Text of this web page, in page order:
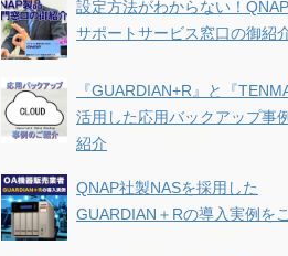
設定方法がわからない！
サポートサービス窓口の御紹
『GUARDIAN+R』と『
活用した応用バックアップ事
紹介
QNAP社製NASを採用した
GUARDIAN＋Rの導入実例を